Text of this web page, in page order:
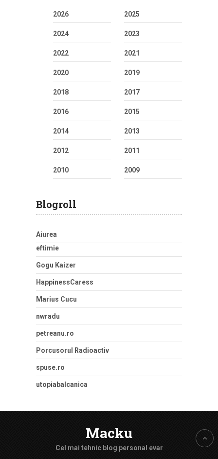
2026 2025
2024 2023
2022 2021
2020 2019
2018 2017
2016 2015
2014 2013
2012 2011
2010 2009
Blogroll
Aiurea
eftimie
Gogu Kaizer
HappinessCaress
Marius Cucu
nwradu
petreanu.ro
Porcusorul Radioactiv
spuse.ro
utopiabalcanica
Macku
Cel mai tehnic blog personal evar